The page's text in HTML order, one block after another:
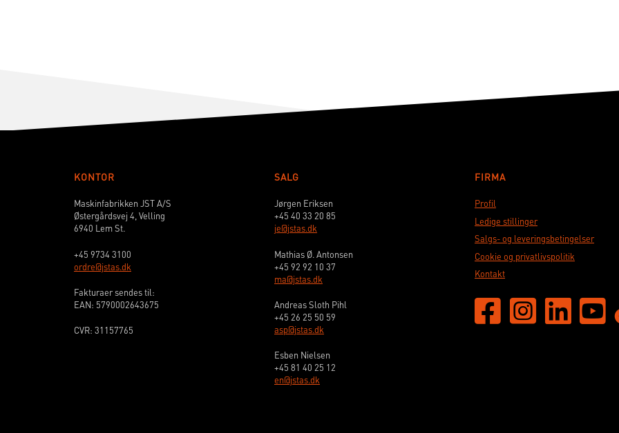
KONTOR
Maskinfabrikken JST A/S
Østergårdsvej 4, Velling
6940 Lem St.
+45 9734 3100
ordre@jstas.dk
Fakturaer sendes til:
EAN: 5790002643675
CVR: 31157765
SALG
Jørgen Eriksen
+45 40 33 20 85
je@jstas.dk
Mathias Ø. Antonsen
+45 92 92 10 37
ma@jstas.dk
Andreas Sloth Pihl
+45 26 25 50 59
asp@jstas.dk
Esben Nielsen
+45 81 40 25 12
en@jstas.dk
FIRMA
Profil
Ledige stillinger
Salgs- og leveringsbetingelser
Cookie og privatlivspolitik
Kontakt